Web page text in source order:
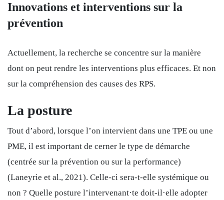
Innovations et interventions sur la
prévention
Actuellement, la recherche se concentre sur la manière
dont on peut rendre les interventions plus efficaces. Et non
sur la compréhension des causes des RPS.
La posture
Tout d’abord, lorsque l’on intervient dans une TPE ou une
PME, il est important de cerner le type de démarche
(centrée sur la prévention ou sur la performance)
(Laneyrie et al., 2021). Celle-ci sera-t-elle systémique ou
non ? Quelle posture l’intervenant·te doit-il·elle adopter